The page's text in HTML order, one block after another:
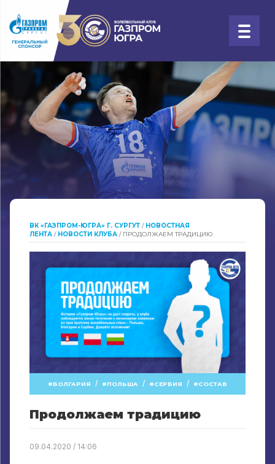
ВК «ГАЗПРОМ-ЮГРА» Г. СУРГУТ / НОВОСТНАЯ
ЛЕНТА / НОВОСТИ КЛУБА / ПРОДОЛЖАЕМ ТРАДИЦИЮ
БОЛГАРИЯ / ПОЛЬША / СЕРБИЯ / СОСТАВ
Продолжаем традицию
09.04.2020 / 14:06